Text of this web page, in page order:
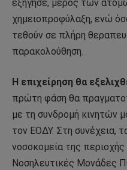
εξήγησε, μέρος των
χημειοπροφύλαξη, ενώ
τεθούν σε πλήρη
παρακολούθηση.
Η επιχείρηση θα
πρώτη φάση θα
με τη συνδρομή κινητών
τον ΕΟΔΥ. Στη συνέχεια,
νοσοκομεία της
Νοσηλευτικές Μονάδες